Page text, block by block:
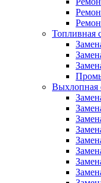
Топливная
Выхлопная